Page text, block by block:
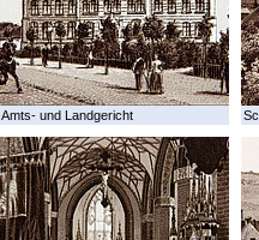
Amts- und Landgericht